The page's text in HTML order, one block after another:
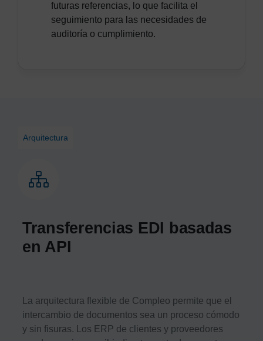
futuras referencias, lo que facilita el
seguimiento para las necesidades de
auditoría o cumplimiento.
Arquitectura
Transferencias EDI basadas
en API
La arquitectura flexible de Compleo permite que el
intercambio de documentos sea un proceso cómodo
y sin fisuras. Los ERP de clientes y proveedores